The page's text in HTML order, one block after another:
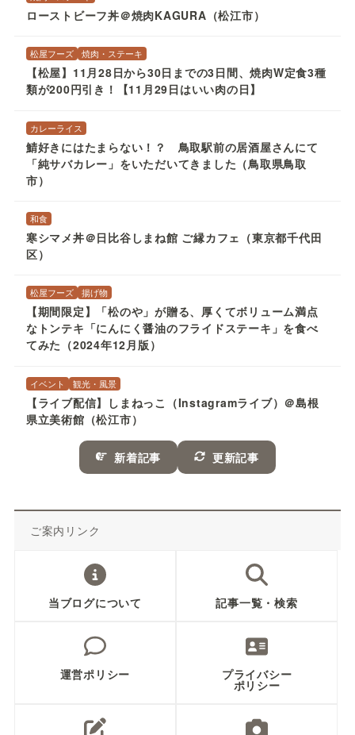
松屋フーズ 焼肉・ステーキ
類が200円引き！【11月29日はいい肉の日】
カレーライス
「純サバカレー」をいただいてきました（鳥取県鳥取
市）
和食
区）
松屋フーズ
なトンテキ「にんにく醤油のフライドステーキ」を食べ
てみた（2024年12月版）
イベント 観光・風景
県立美術館（松江市）
新着記事
当ブログについて 記事一覧・検索
運営ポリシー プライバシー
ポリシー
「本家ブログ」へ 「写真部」へ